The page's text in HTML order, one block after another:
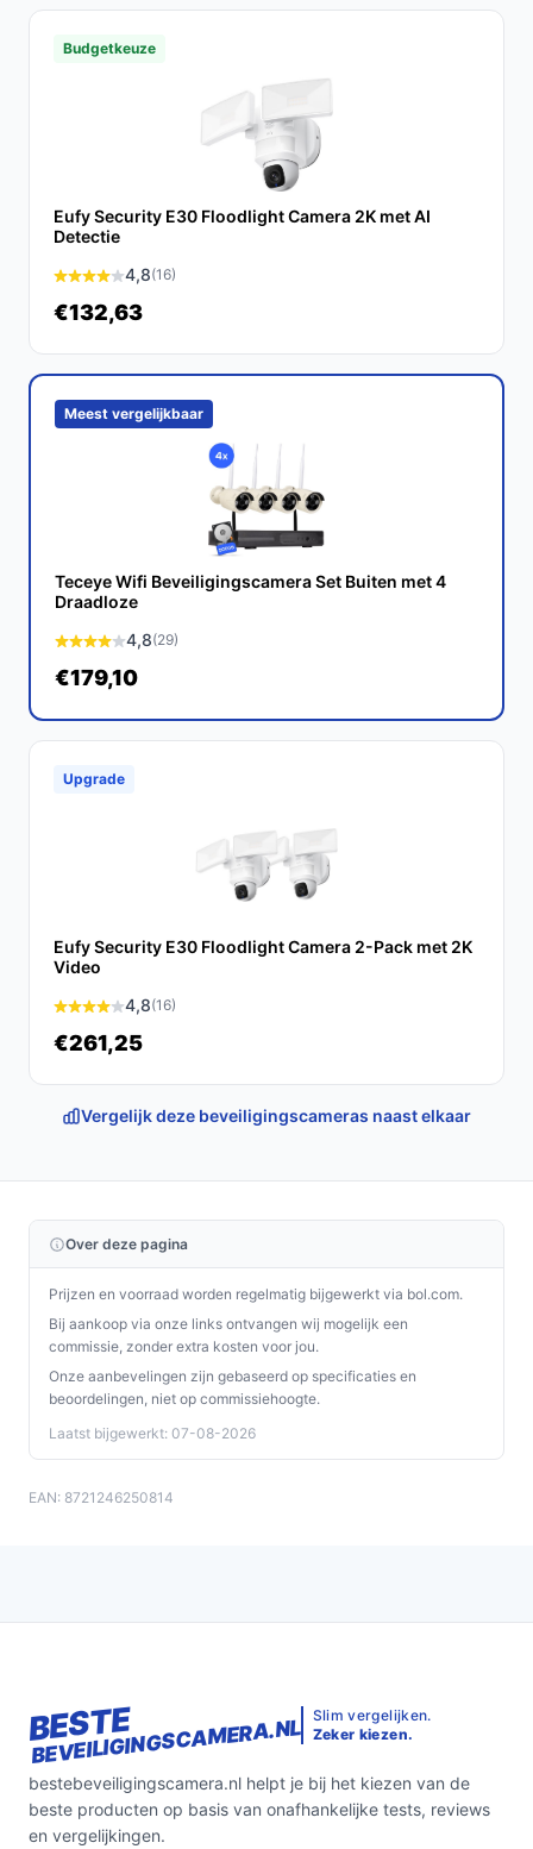
Wat zijn de belangrijkste verschillen met andere
In tegenstelling tot veel andere modellen, biedt de
eufyCam C35 kleurennachtzicht zonder extra kosten
voor opslag. Dit geeft u een scherp beeld, zelfs bij
weinig licht.
Conclusie
De eufy Security eufyCam C35 2-Cam Kit is een
uitstekende keuze voor iedereen die op zoek is naar
een betrouwbare en slimme beveiligingsoplossing. Met
zijn gebruiksvriendelijke installatie, geavanceerde
functies en lokale opslag, is deze camera een
waardevolle aanvulling voor elk huishouden of bedrijf.
Ontdek alle specificaties en vergelijk prijzen op
past bij jouw behoeften!
Budgetkeuze
Eufy Security E30 Floodlight Camera 2K met AI
Detectie
4,8(16)
€132,63
Meest vergelijkbaar
Teceye Wifi Beveiligingscamera Set Buiten met 4
Draadloze
4,8(29)
€179,10
Upgrade
Eufy Security E30 Floodlight Camera 2-Pack met 2K
Video
4,8(16)
€261,25
Vergelijk deze beveiligingscameras naast elkaar
Over deze pagina
Prijzen en voorraad worden regelmatig bijgewerkt via bol.com.
Bij aankoop via onze links ontvangen wij mogelijk een
commissie, zonder extra kosten voor jou.
Onze aanbevelingen zijn gebaseerd op specificaties en
beoordelingen, niet op commissiehoogte.
Laatst bijgewerkt: 07-08-2026
EAN: 8721246250814
BESTE
BEVEILIGINGSCAMERA.NL Slim vergelijken.
Zeker kiezen.
bestebeveiligingscamera.nl helpt je bij het kiezen van de
beste producten op basis van onafhankelijke tests, reviews
en vergelijkingen.